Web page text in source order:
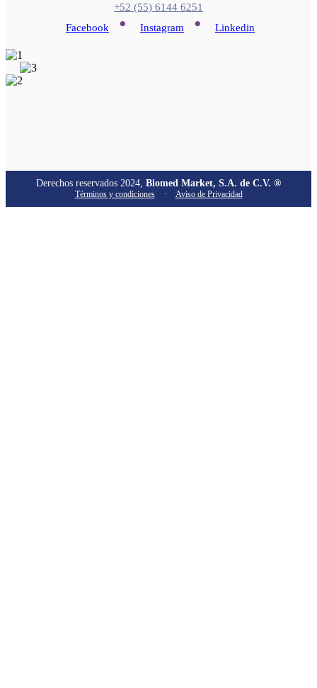
+52 (55) 6144 6251
Facebook
• Instagram • Linkedin
Derechos reservados 2024, Biomed Market, S.A. de C.V. ®
Términos y condiciones · Aviso de Privacidad